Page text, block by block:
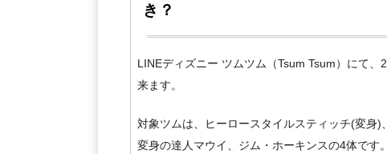
き？
LINEディズニー ツムツム（Tsum Tsum）にて
来ます。
対象ツムは、ヒーロースタイルスティッチ(変身)
変身の達人マウイ、ジム・ホーキンスの4体です。